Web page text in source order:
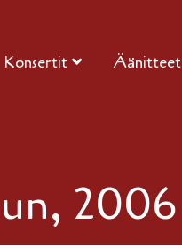
Konsertit Äänitteet
2006